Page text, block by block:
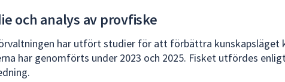
och analys av provfiske
har utfört studier för att förbättra kunskapsläget
har genomförts under 2023 och 2025. Fisket utfördes